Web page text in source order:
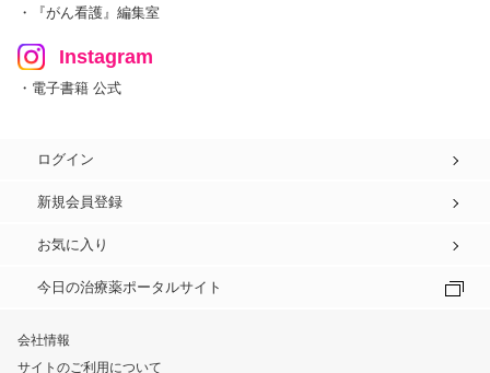
・『がん看護』編集室
Instagram
・電子書籍 公式
ログイン
新規会員登録
お気に入り
今日の治療薬ポータルサイト
会社情報
サイトのご利用について